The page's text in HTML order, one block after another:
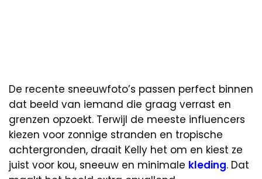
De recente sneeuwfoto’s passen perfect binnen
dat beeld van iemand die graag verrast en
grenzen opzoekt. Terwijl de meeste influencers
kiezen voor zonnige stranden en tropische
achtergronden, draait Kelly het om en kiest ze
juist voor kou, sneeuw en minimale kleding. Dat